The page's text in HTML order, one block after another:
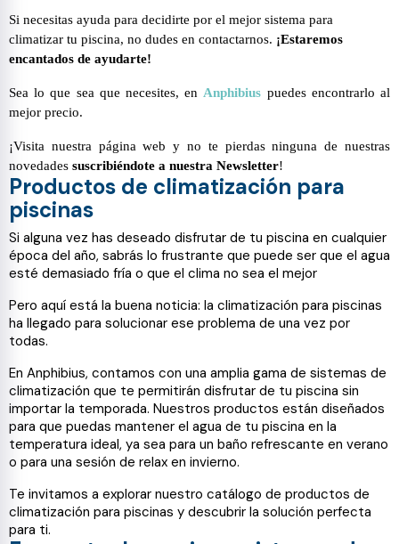
Si necesitas ayuda para decidirte por el mejor sistema para
climatizar tu piscina, no dudes en contactarnos. ¡Estaremos
encantados de ayudarte!
Sea lo que sea que necesites, en Anphibius puedes encontrarlo al
mejor precio.
¡Visita nuestra página web y no te pierdas ninguna de nuestras
novedades suscribiéndote a nuestra Newsletter!
Productos de climatización para
piscinas
Si alguna vez has deseado disfrutar de tu piscina en cualquier
época del año, sabrás lo frustrante que puede ser que el agua
esté demasiado fría o que el clima no sea el mejor
Pero aquí está la buena noticia: la climatización para piscinas
ha llegado para solucionar ese problema de una vez por
todas.
En Anphibius, contamos con una amplia gama de sistemas de
climatización que te permitirán disfrutar de tu piscina sin
importar la temporada. Nuestros productos están diseñados
para que puedas mantener el agua de tu piscina en la
temperatura ideal, ya sea para un baño refrescante en verano
o para una sesión de relax en invierno.
Te invitamos a explorar nuestro catálogo de productos de
climatización para piscinas y descubrir la solución perfecta
para ti.